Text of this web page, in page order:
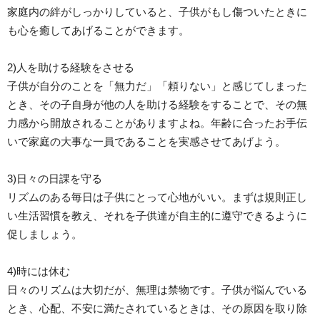
家庭内の絆がしっかりしていると、子供がもし傷ついたときに
も心を癒してあげることができます。
2)人を助ける経験をさせる
子供が自分のことを「無力だ」「頼りない」と感じてしまった
とき、その子自身が他の人を助ける経験をすることで、その無
力感から開放されることがありますよね。年齢に合ったお手伝
いで家庭の大事な一員であることを実感させてあげよう。
3)日々の日課を守る
リズムのある毎日は子供にとって心地がいい。まずは規則正し
い生活習慣を教え、それを子供達が自主的に遵守できるように
促しましょう。
4)時には休む
日々のリズムは大切だが、無理は禁物です。子供が悩んでいる
とき、心配、不安に満たされているときは、その原因を取り除